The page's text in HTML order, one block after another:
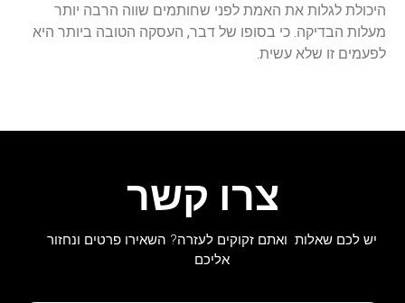
היכולת לגלות את האמת לפני שחותמים שווה הרבה יותר
מעלות הבדיקה. כי בסופו של דבר, העסקה הטובה ביותר היא
לפעמים זו שלא עשית.
צרו קשר
יש לכם שאלות ואתם זקוקים לעזרה? השאירו פרטים ונחזור
אליכם